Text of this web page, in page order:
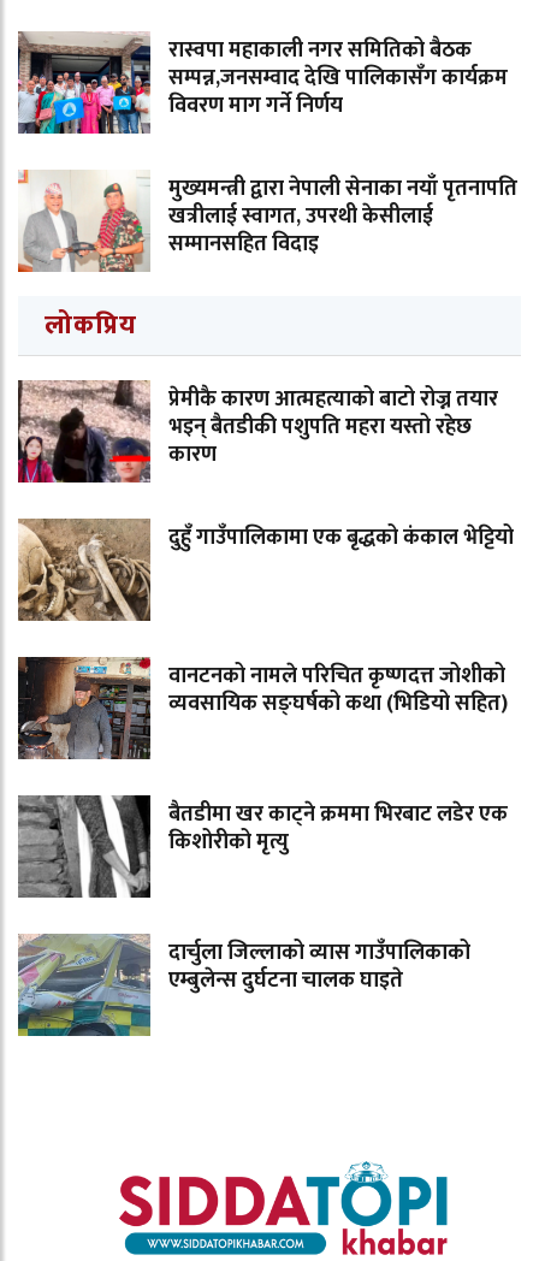
रास्वपा महाकाली नगर समितिको बैठक
सम्पन्न,जनसम्वाद देखि पालिकासँग कार्यक्रम
विवरण माग गर्ने निर्णय
मुख्यमन्त्री द्वारा नेपाली सेनाका नयाँ पृतनापति
खत्रीलाई स्वागत, उपरथी केसीलाई
सम्मानसहित विदाइ
लोकप्रिय
प्रेमीकै कारण आत्महत्याको बाटो रोज्न तयार
भइन् बैतडीकी पशुपति महरा यस्तो रहेछ
कारण
दुहुँ गाउँपालिकामा एक बृद्धको कंकाल भेट्टियो
वानटनको नामले परिचित कृष्णदत्त जोशीको
व्यवसायिक सङ्घर्षको कथा (भिडियो सहित)
बैतडीमा खर काट्ने क्रममा भिरबाट लडेर एक
किशोरीको मृत्यु
दार्चुला जिल्लाको व्यास गाउँपालिकाको
एम्बुलेन्स दुर्घटना चालक घाइते